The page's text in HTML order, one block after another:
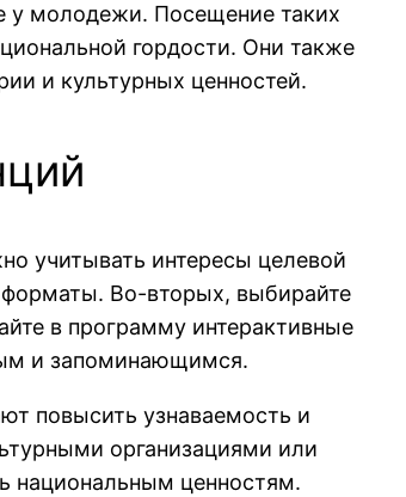
у молодежи. Посещение таких
гордости. Они также
и культурных ценностей.
учитывать интересы целевой
Во-вторых, выбирайте
в программу интерактивные
и запоминающимся.
повысить узнаваемость и
организациями или
национальным ценностям.